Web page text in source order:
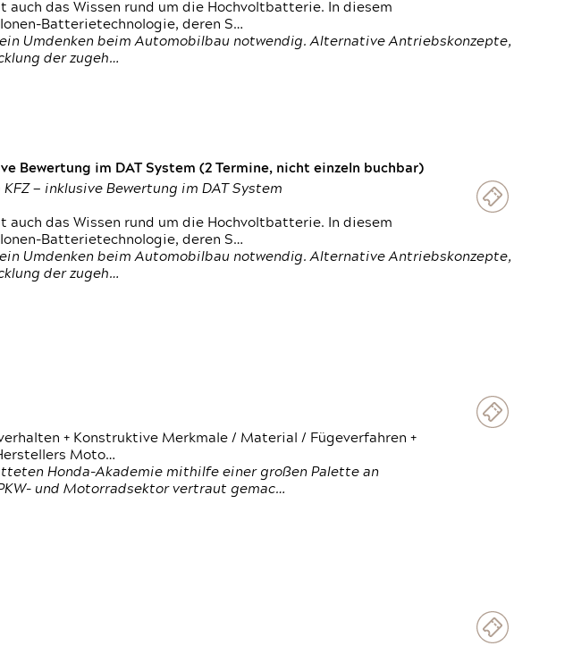
auch das Wissen rund um die Hochvoltbatterie. In diesem
Batterietechnologie, deren S…
Umdenken beim Automobilbau notwendig. Alternative Antriebskonzepte,
der zugeh…
Bewertung im DAT System (2 Termine, nicht einzeln buchbar)
— inklusive Bewertung im DAT System
auch das Wissen rund um die Hochvoltbatterie. In diesem
Batterietechnologie, deren S…
Umdenken beim Automobilbau notwendig. Alternative Antriebskonzepte,
der zugeh…
+ Konstruktive Merkmale / Material / Fügeverfahren +
Moto…
Honda-Akademie mithilfe einer großen Palette an
und Motorradsektor vertraut gemac…